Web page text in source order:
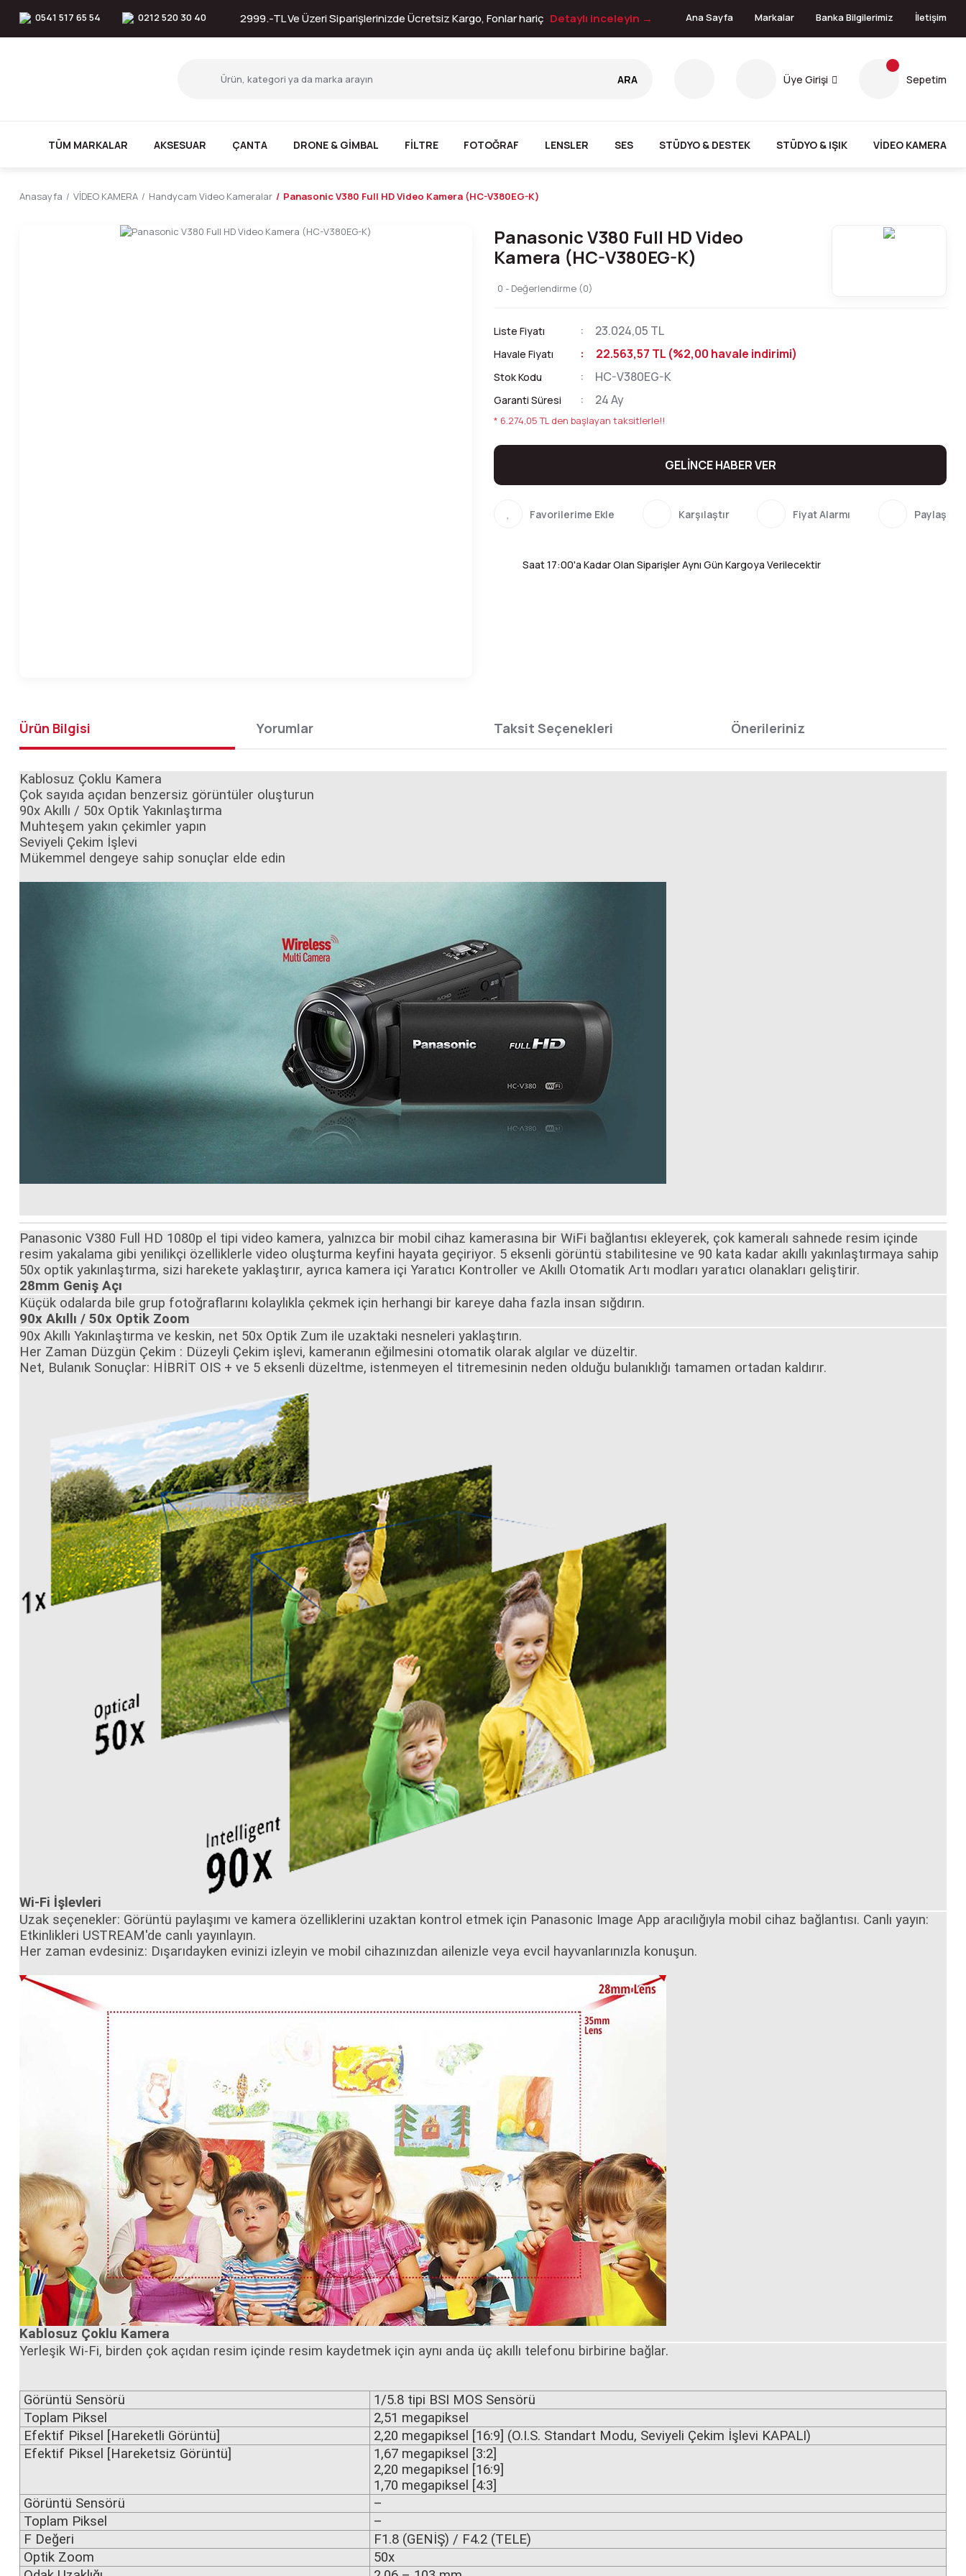
0541 517 65 54 0212 520 30 40 2999.-TL Ve Üzeri Siparişlerinizde Ücretsiz Kargo, Fonlar hariç Detaylı inceleyin → Ana Sayfa Markalar Banka Bilgilerimiz İletişim
ARA Üye Girişi Sepetim
TÜM MARKALAR AKSESUAR ÇANTA DRONE & GİMBAL FİLTRE FOTOĞRAF LENSLER SES STÜDYO & DESTEK STÜDYO & IŞIK VİDEO KAMERA
Anasayfa VİDEO KAMERA Handycam Video Kameralar Panasonic V380 Full HD Video Kamera (HC-V380EG-K)
Panasonic V380 Full HD Video
Kamera (HC-V380EG-K)
0 - Değerlendirme (0)
Liste Fiyatı 23.024,05 TL
Havale Fiyatı 22.563,57 TL (%2,00 havale indirimi)
Stok Kodu HC-V380EG-K
Garanti Süresi 24 Ay
* 6.274,05 TL den başlayan taksitlerle!!
GELİNCE HABER VER
Karşılaştır Fiyat Alarmı Paylaş
Saat 17:00'a Kadar Olan Siparişler Aynı Gün Kargoya Verilecektir
Ürün Bilgisi Yorumlar Taksit Seçenekleri Önerileriniz
Kablosuz Çoklu Kamera
Çok sayıda açıdan benzersiz görüntüler oluşturun
90x Akıllı / 50x Optik Yakınlaştırma
Muhteşem yakın çekimler yapın
Seviyeli Çekim İşlevi
Mükemmel dengeye sahip sonuçlar elde edin
Panasonic V380 Full HD 1080p el tipi video kamera, yalnızca bir mobil cihaz kamerasına bir WiFi bağlantısı ekleyerek, çok kameralı sahnede resim içinde
resim yakalama gibi yenilikçi özelliklerle video oluşturma keyfini hayata geçiriyor. 5 eksenli görüntü stabilitesine ve 90 kata kadar akıllı yakınlaştırmaya sahip
50x optik yakınlaştırma, sizi harekete yaklaştırır, ayrıca kamera içi Yaratıcı Kontroller ve Akıllı Otomatik Artı modları yaratıcı olanakları geliştirir.
28mm Geniş Açı
Küçük odalarda bile grup fotoğraflarını kolaylıkla çekmek için herhangi bir kareye daha fazla insan sığdırın.
90x Akıllı / 50x Optik Zoom
90x Akıllı Yakınlaştırma ve keskin, net 50x Optik Zum ile uzaktaki nesneleri yaklaştırın.
Her Zaman Düzgün Çekim : Düzeyli Çekim işlevi, kameranın eğilmesini otomatik olarak algılar ve düzeltir.
Net, Bulanık Sonuçlar: HİBRİT OIS + ve 5 eksenli düzeltme, istenmeyen el titremesinin neden olduğu bulanıklığı tamamen ortadan kaldırır.
Wi-Fi İşlevleri
Uzak seçenekler: Görüntü paylaşımı ve kamera özelliklerini uzaktan kontrol etmek için Panasonic Image App aracılığıyla mobil cihaz bağlantısı. Canlı yayın:
Etkinlikleri USTREAM'de canlı yayınlayın.
Her zaman evdesiniz: Dışarıdayken evinizi izleyin ve mobil cihazınızdan ailenizle veya evcil hayvanlarınızla konuşun.
Kablosuz Çoklu Kamera
Yerleşik Wi-Fi, birden çok açıdan resim içinde resim kaydetmek için aynı anda üç akıllı telefonu birbirine bağlar.
Görüntü Sensörü
1/5.8 tipi BSI MOS Sensörü
Toplam Piksel
2,51 megapiksel
Efektif Piksel [Hareketli Görüntü]
2,20 megapiksel [16:9] (O.I.S. Standart Modu, Seviyeli Çekim İşlevi KAPALI)
Efektif Piksel [Hareketsiz Görüntü]
1,67 megapiksel [3:2]
2,20 megapiksel [16:9]
1,70 megapiksel [4:3]
Görüntü Sensörü
–
Toplam Piksel
–
F Değeri
F1.8 (GENİŞ) / F4.2 (TELE)
Optik Zoom
50x